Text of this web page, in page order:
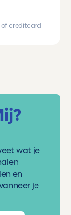
of creditcard
wat je
en
je